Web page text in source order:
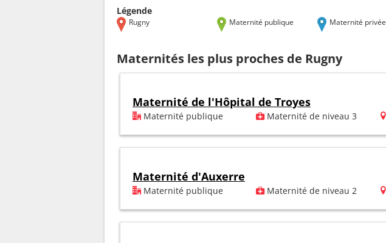
Légende
Rugny Maternité publique Maternité privée
Maternités les plus proches de Rugny
Maternité de l'Hôpital de Troyes
Maternité publique Maternité de niveau 3
Maternité d'Auxerre
Maternité publique Maternité de niveau 2